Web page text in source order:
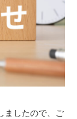
ましたので、ご